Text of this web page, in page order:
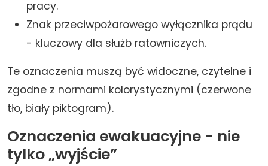
pracy.
Znak przeciwpożarowego wyłącznika prądu
- kluczowy dla służb ratowniczych.
Te oznaczenia muszą być widoczne, czytelne i
zgodne z normami kolorystycznymi (czerwone
tło, biały piktogram).
Oznaczenia ewakuacyjne - nie
tylko „wyjście”